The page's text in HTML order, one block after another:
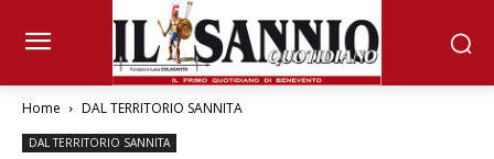
Home DAL TERRITORIO SANNITA
DAL TERRITORIO SANNITA